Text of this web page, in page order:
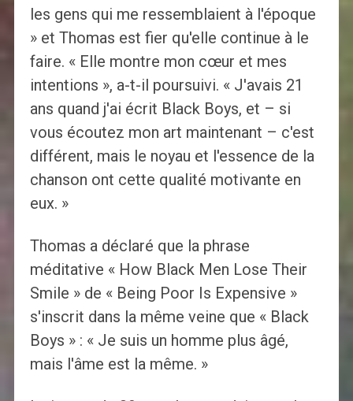
les gens qui me ressemblaient à l'époque
» et Thomas est fier qu'elle continue à le
faire. « Elle montre mon cœur et mes
intentions », a-t-il poursuivi. « J'avais 21
ans quand j'ai écrit Black Boys, et – si
vous écoutez mon art maintenant – c'est
différent, mais le noyau et l'essence de la
chanson ont cette qualité motivante en
eux. »
Thomas a déclaré que la phrase
méditative « How Black Men Lose Their
Smile » de « Being Poor Is Expensive »
s'inscrit dans la même veine que « Black
Boys » : « Je suis un homme plus âgé,
mais l'âme est la même. »